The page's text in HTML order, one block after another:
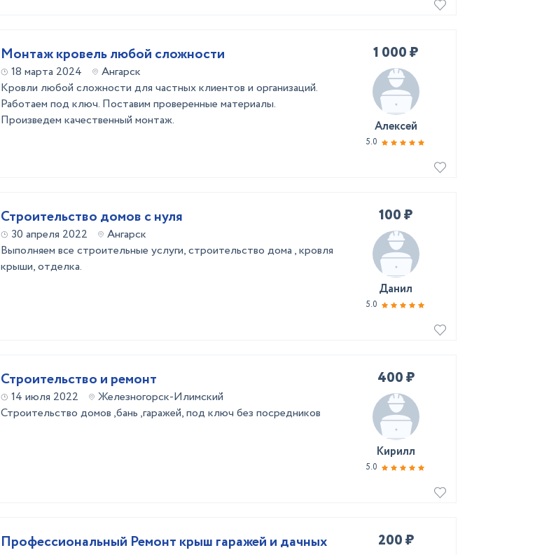
Монтаж кровель любой сложности
18 марта 2024
Ангарск
Кровли любой сложности для частных клиентов и организаций.
Работаем под ключ. Поставим проверенные материалы.
Произведем качественный монтаж.
1 000 ₽
Алексей
5.0
Строительство домов с нуля
30 апреля 2022
Ангарск
Выполняем все строительные услуги, строительство дома , кровля
крыши, отделка.
100 ₽
Данил
5.0
Строительство и ремонт
14 июля 2022
Железногорск-Илимский
Строительство домов ,бань ,гаражей, под ключ без посредников
400 ₽
Кирилл
5.0
Профессиональный Ремонт крыш гаражей и дачных
200 ₽